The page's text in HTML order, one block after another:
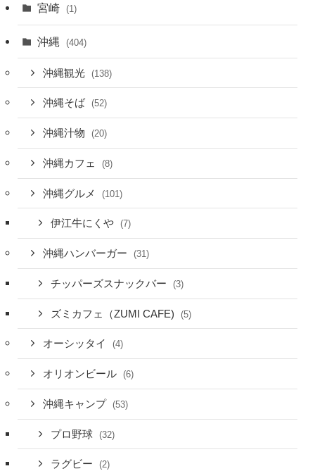
宮崎 (1)
沖縄 (404)
沖縄観光 (138)
沖縄そば (52)
沖縄汁物 (20)
沖縄カフェ (8)
沖縄グルメ (101)
伊江牛にくや (7)
沖縄ハンバーガー (31)
チッパーズスナックバー (3)
ズミカフェ（ZUMI CAFE) (5)
オーシッタイ (4)
オリオンビール (6)
沖縄キャンプ (53)
プロ野球 (32)
ラグビー (2)